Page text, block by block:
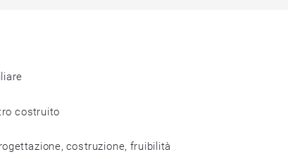
costruzione, fruibilità